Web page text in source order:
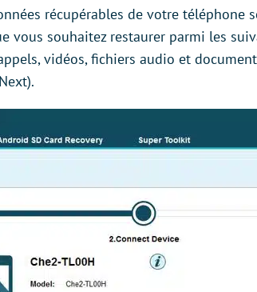
récupérables de votre téléphone
vous souhaitez restaurer parmi les
vidéos, fichiers audio et